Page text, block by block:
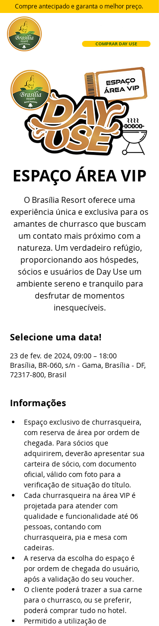
COMPRAR DAY USE
Compre antecipado e garanta o melhor preço.
ESPAÇO ÁREA VIP
O Brasília Resort oferece uma
experiência única e exclusiva para os
amantes de churrasco que buscam
um contato mais próximo com a
natureza. Um verdadeiro refúgio,
proporcionando aos hóspedes,
sócios e usuários de Day Use um
ambiente sereno e tranquilo para
desfrutar de momentos
inesquecíveis.
Selecione uma data!
23 de fev. de 2024, 09:00 – 18:00
Brasília, BR-060, s/n - Gama, Brasília - DF,
72317-800, Brasil
Informações
Espaço exclusivo de churrasqueira,
com reserva de área por ordem de
chegada. Para sócios que
adquirirem, deverão apresentar sua
carteira de sócio, com documento
oficial, válido com foto para a
verificação de situação do título.
Cada churrasqueira na área VIP é
projetada para atender com
qualidade e funcionalidade até 06
pessoas, contando com
churrasqueira, pia e mesa com
cadeiras.
A reserva da escolha do espaço é
por ordem de chegada do usuário,
após a validação do seu voucher.
O cliente poderá trazer a sua carne
para o churrasco, ou se preferir,
poderá comprar tudo no hotel.
Permitido a utilização de